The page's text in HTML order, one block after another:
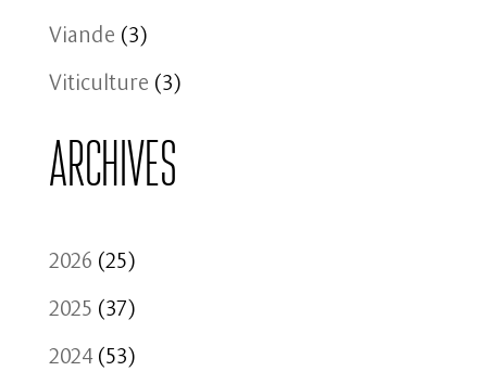
Viande (3)
Viticulture (3)
Archives
2026 (25)
2025 (37)
2024(53)